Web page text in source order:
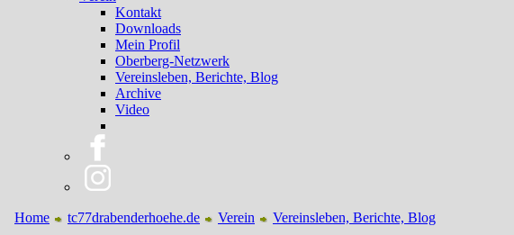
Kontakt
Downloads
Mein Profil
Oberberg-Netzwerk
Vereinsleben, Berichte, Blog
Archive
Video
Home tc77drabenderhoehe.de Verein Vereinsleben, Berichte, Blog